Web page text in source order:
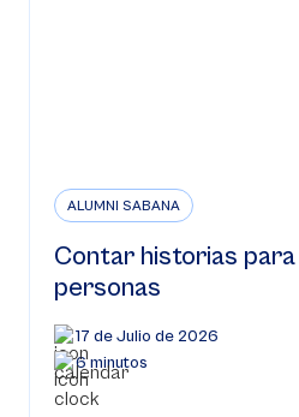
ALUMNI SABANA
Contar historias
personas
17 de Julio de 2026
6 minutos